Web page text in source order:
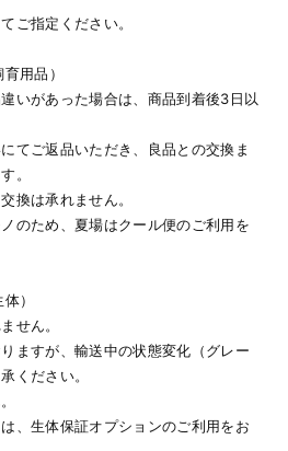
ご指定ください。
用品）
いがあった場合は、商品到着後3日以
てご返品いただき、良品との交換ま
。
換は承れません。
のため、夏場はクール便のご利用を
）
せん。
ますが、輸送中の状態変化（グレー
ください。
、生体保証オプションのご利用をお